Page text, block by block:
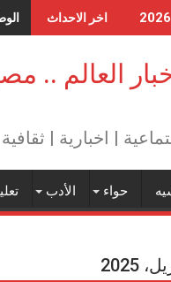
اخر الاحداث
العالم ..
| اخبارية | ثقافية
حواء الأدب